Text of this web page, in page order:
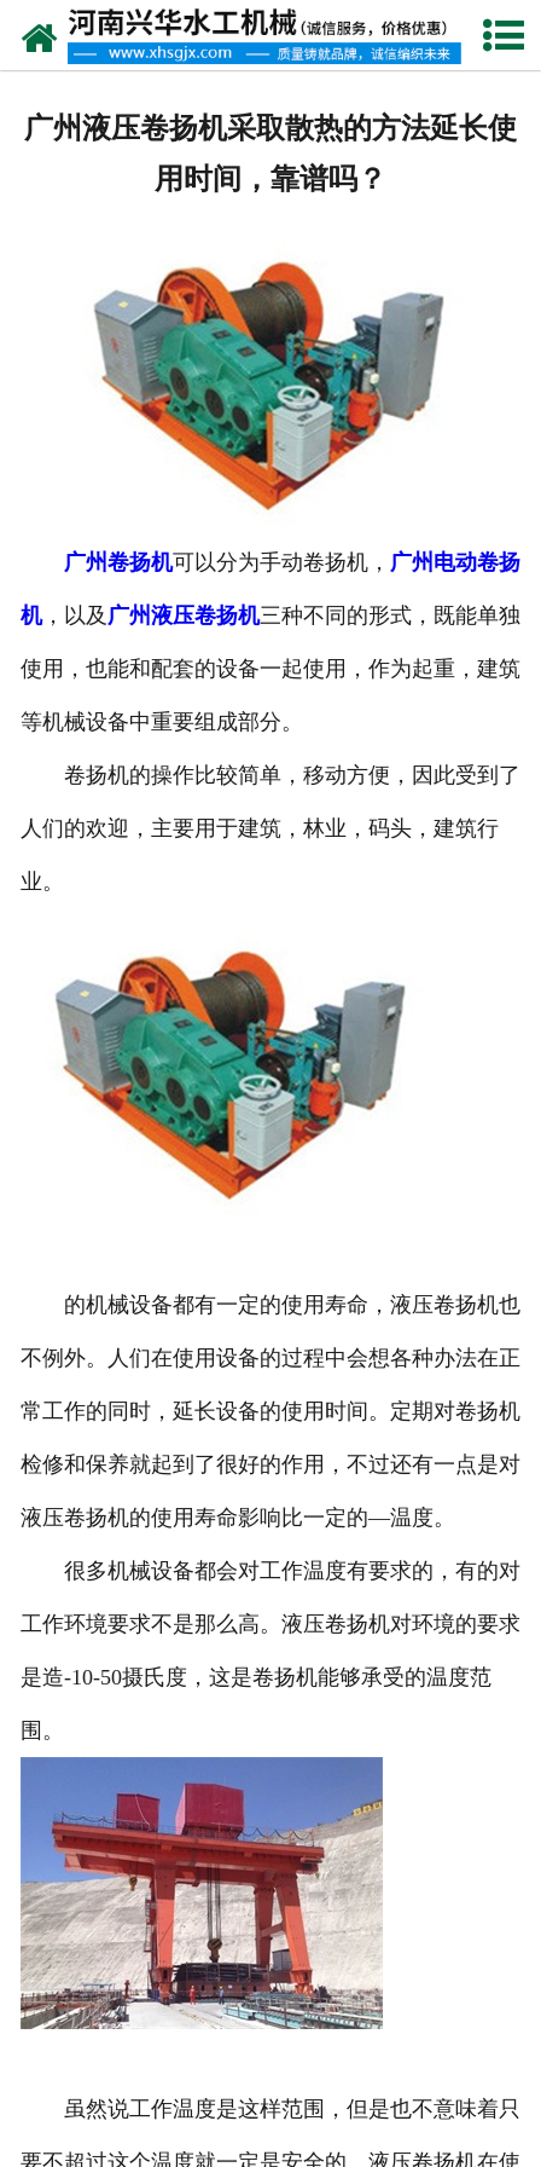
网站首页
资质荣誉
联系我们
广州液压卷扬机采取散热的方法延长使
用时间，靠谱吗？
广州卷扬机可以分为手动卷扬机， 广州电动卷扬
机，以及 广州液压卷扬机三种不同的形式，既能单独
使用，也能和配套的设备一起使用，作为起重，建筑
等机械设备中重要组成部分。
卷扬机的操作比较简单，移动方便，因此受到了
人们的欢迎，主要用于建筑，林业，码头，建筑行
业。
的机械设备都有一定的使用寿命，液压卷扬机也
不例外。人们在使用设备的过程中会想各种办法在正
常工作的同时，延长设备的使用时间。定期对卷扬机
检修和保养就起到了很好的作用，不过还有一点是对
液压卷扬机的使用寿命影响比一定的—温度。
很多机械设备都会对工作温度有要求的，有的对
工作环境要求不是那么高。液压卷扬机对环境的要求
是造-10-50摄氏度，这是卷扬机能够承受的温度范
围。
虽然说工作温度是这样范围，但是也不意味着只